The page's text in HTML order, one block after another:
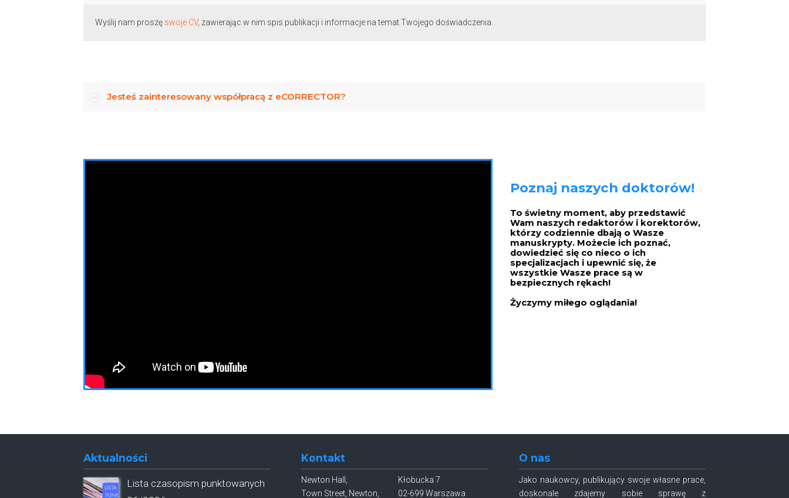
Wyślij nam proszę swoje CV, zawierając w nim spis publikacji i informacje na temat Twojego doświadczenia.
Jesteś zainteresowany współpracą z eCORRECTOR?
Poznaj naszych doktorów!
To świetny moment, aby przedstawić
Wam naszych redaktorów i korektorów,
którzy codziennie dbają o Wasze
manuskrypty. Możecie ich poznać,
dowiedzieć się co nieco o ich
specjalizacjach i upewnić się, że
wszystkie Wasze prace są w
bezpiecznych rękach!
Życzymy miłego oglądania!
Aktualności
Lista czasopism punktowanych
Kontakt
Newton Hall,
Town Street, Newton,
Kłobucka 7
02-699 Warszawa
O nas
Jako naukowcy, publikujący swoje własne prace,
doskonale zdajemy sobie sprawę z